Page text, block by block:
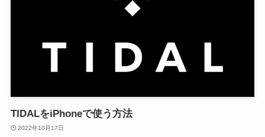
TIDALをiPhoneで使う方法
2022年10月17日